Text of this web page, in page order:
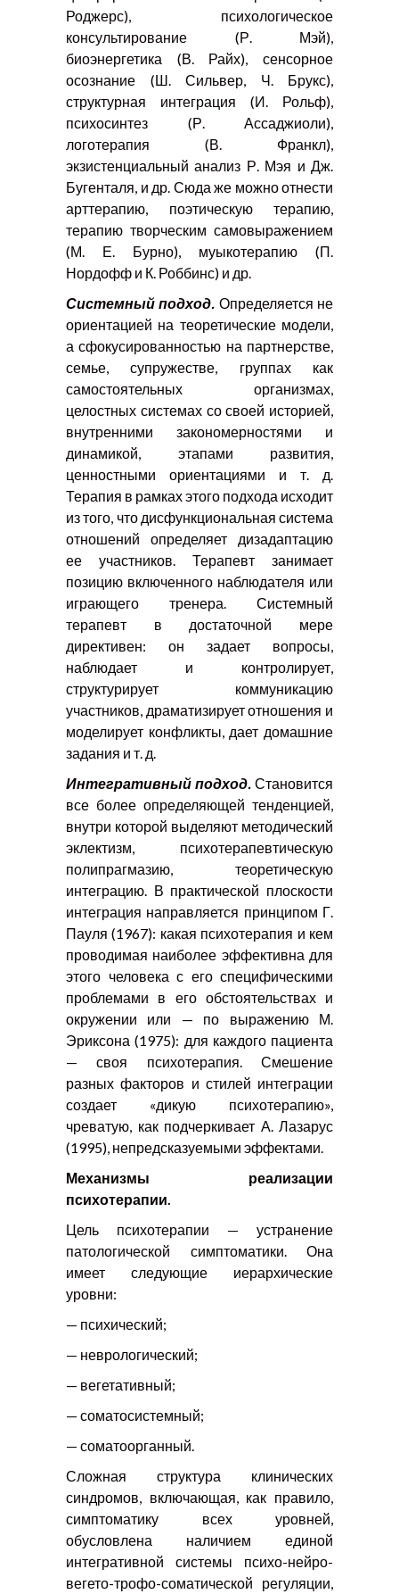
Роджерс), психологическое
консультирование (Р. Мэй),
биоэнергетика (В. Райх), сенсорное
осознание (Ш. Сильвер, Ч. Брукс),
структурная интеграция (И. Рольф),
психосинтез (Р. Ассаджиоли),
логотерапия (В. Франкл),
экзистенциальный анализ Р. Мэя и Дж.
Бугенталя, и др. Сюда же можно отнести
арттерапию, поэтическую терапию,
терапию творческим самовыражением
(М. Е. Бурно), муыкотерапию (П.
Нордофф и К. Роббинс) и др.
Системный подход. Определяется не
ориентацией на теоретические модели,
а сфокусированностью на партнерстве,
семье, супружестве, группах как
самостоятельных организмах,
целостных системах со своей историей,
внутренними закономерностями и
динамикой, этапами развития,
ценностными ориентациями и т. д.
Терапия в рамках этого подхода исходит
из того, что дисфункциональная система
отношений определяет дизадаптацию
ее участников. Терапевт занимает
позицию включенного наблюдателя или
играющего тренера. Системный
терапевт в достаточной мере
директивен: он задает вопросы,
наблюдает и контролирует,
структурирует коммуникацию
участников, драматизирует отношения и
моделирует конфликты, дает домашние
задания и т. д.
Интегративный подход. Становится
все более определяющей тенденцией,
внутри которой выделяют методический
эклектизм, психотерапевтическую
полипрагмазию, теоретическую
интеграцию. В практической плоскости
интеграция направляется принципом Г.
Пауля (1967): какая психотерапия и кем
проводимая наиболее эффективна для
этого человека с его специфическими
проблемами в его обстоятельствах и
окружении или — по выражению М.
Эриксона (1975): для каждого пациента
— своя психотерапия. Смешение
разных факторов и стилей интеграции
создает «дикую психотерапию»,
чреватую, как подчеркивает А. Лазарус
(1995), непредсказуемыми эффектами.
Механизмы реализации
психотерапии.
Цель психотерапии — устранение
патологической симптоматики. Она
имеет следующие иерархические
уровни:
— психический;
— неврологический;
— вегетативный;
— соматосистемный;
— соматоорганный.
Сложная структура клинических
синдромов, включающая, как правило,
симптоматику всех уровней,
обусловлена наличием единой
интегративной системы психо-нейро-
вегето-трофо-соматической регуляции,